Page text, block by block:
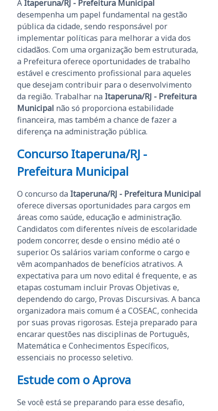
A Itaperuna/RJ - Prefeitura Municipal
desempenha um papel fundamental na gestão
pública da cidade, sendo responsável por
implementar políticas para melhorar a vida dos
cidadãos. Com uma organização bem estruturada,
a Prefeitura oferece oportunidades de trabalho
estável e crescimento profissional para aqueles
que desejam contribuir para o desenvolvimento
da região. Trabalhar na Itaperuna/RJ - Prefeitura
Municipal não só proporciona estabilidade
financeira, mas também a chance de fazer a
diferença na administração pública.
Concurso Itaperuna/RJ -
Prefeitura Municipal
O concurso da Itaperuna/RJ - Prefeitura Municipal
oferece diversas oportunidades para cargos em
áreas como saúde, educação e administração.
Candidatos com diferentes níveis de escolaridade
podem concorrer, desde o ensino médio até o
superior. Os salários variam conforme o cargo e
vêm acompanhados de benefícios atrativos. A
expectativa para um novo edital é frequente, e as
etapas costumam incluir Provas Objetivas e,
dependendo do cargo, Provas Discursivas. A banca
organizadora mais comum é a COSEAC, conhecida
por suas provas rigorosas. Esteja preparado para
encarar questões nas disciplinas de Português,
Matemática e Conhecimentos Específicos,
essenciais no processo seletivo.
Estude com o Aprova
Se você está se preparando para esse desafio,